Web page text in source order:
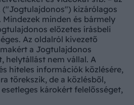
kizárólagos
Mindezek minden és bármely
előzetes írásbeli
Az oldalról kivezető
a Jogtulajdonos
helytállást nem vállal. A
hiteles információk közlésére,
törekszik, de a közlésből,
károkért felelősséget,